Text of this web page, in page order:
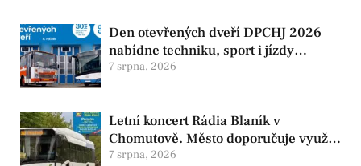
Den otevřených dveří DPCHJ 2026
nabídne techniku, sport i jízdy
historickými vozy
7 srpna, 2026
Letní koncert Rádia Blaník v
Chomutově. Město doporučuje využít
MHD
7 srpna, 2026